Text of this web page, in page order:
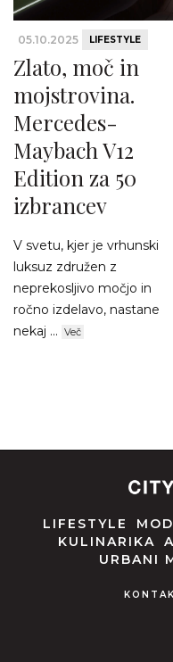
05.10.2025 LIFESTYLE
Zlato, moč in
mojstrovina.
Mercedes-
Maybach V12
Edition za 50
izbrancev
V svetu, kjer je vrhunski
luksuz združen z
neprekosljivo močjo in
ročno izdelavo, nastane
nekaj ... Več
LIFESTYLE
KULINARIKA
URBANI